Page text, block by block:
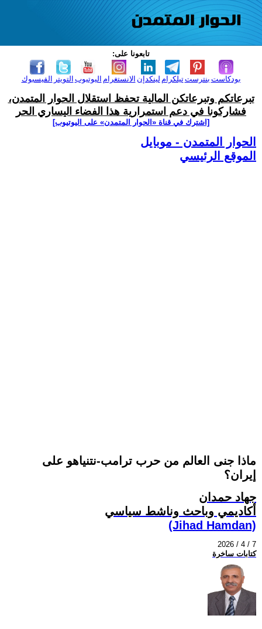
تابعونا على:
الفيسبوك التويتر اليوتيوب الانستغرام لينكدإن تيلكرامبنترست بودكاست
تبرعاتكم وتبرعاتكن المالية تحفظ استقلال الحوار المتمدن،
فشاركونا في دعم استمرارية هذا الفضاء اليساري الحر
[اشترك في قناة ‫«الحوار المتمدن» على اليوتيوب]
الحوار المتمدن - موبايل
الموقع الرئيسي
ماذا جنى العالم من حرب ترامب-نتنياهو على
إيران؟
جهاد حمدان
أكاديمي وباحث وناشط سياسي
(Jihad Hamdan)
2026 / 4 / 7
كتابات ساخرة